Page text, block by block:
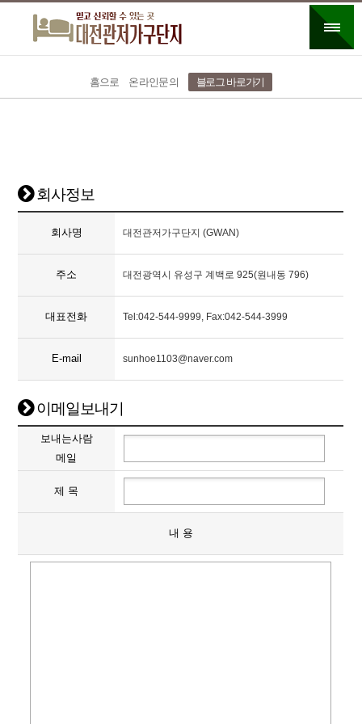
홈으로 온라인문의 블로그 바로가기
회사정보
회사명 대전관저가구단지 (GWAN)
주소 대전광역시 유성구 계백로 925(원내동 796)
대표전화 Tel:042-544-9999, Fax:042-544-3999
E-mail sunhoe1103@naver.com
이메일보내기
보내는사람
메일
제 목
내 용